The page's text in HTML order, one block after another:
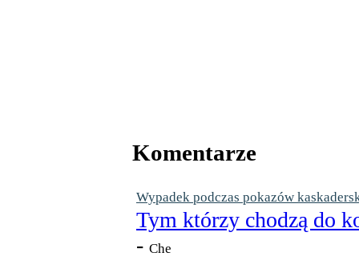
Komentarze
Wypadek podczas pokazów
Tym którzy chodzą do
- Che